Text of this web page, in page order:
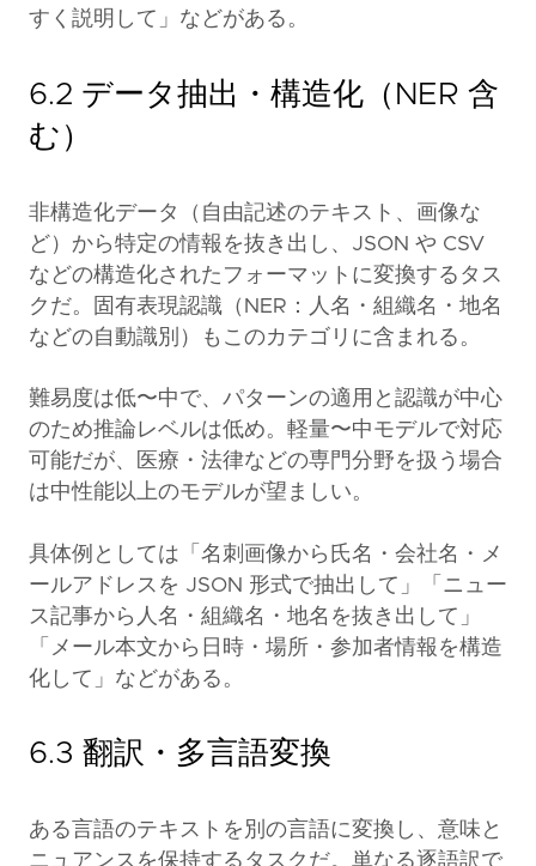
すく説明して」などがある。
6.2 データ抽出・構造化（NER 含
む）
非構造化データ（自由記述のテキスト、画像な
ど）から特定の情報を抜き出し、JSON や CSV
などの構造化されたフォーマットに変換するタス
クだ。固有表現認識（NER：人名・組織名・地名
などの自動識別）もこのカテゴリに含まれる。
難易度は低〜中で、パターンの適用と認識が中心
のため推論レベルは低め。軽量〜中モデルで対応
可能だが、医療・法律などの専門分野を扱う場合
は中性能以上のモデルが望ましい。
具体例としては「名刺画像から氏名・会社名・メ
ールアドレスを JSON 形式で抽出して」「ニュー
ス記事から人名・組織名・地名を抜き出して」
「メール本文から日時・場所・参加者情報を構造
化して」などがある。
6.3 翻訳・多言語変換
ある言語のテキストを別の言語に変換し、意味と
ニュアンスを保持するタスクだ。単なる逐語訳で